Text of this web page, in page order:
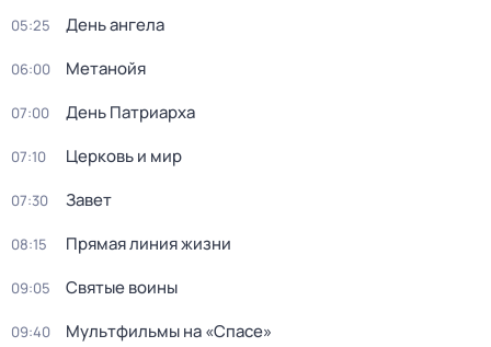
05:25 День ангела
06:00 Метанойя
07:00 День Патриарха
07:10 Церковь и мир
07:30 Завет
08:15 Прямая линия жизни
09:05 Святые воины
09:40 Мультфильмы на «Спасе»